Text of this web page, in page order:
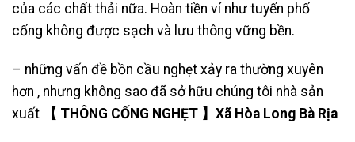
của các chất thải nữa. Hoàn tiền ví như tuyến phố
cống không được sạch và lưu thông vững bền.
– những vấn đề bồn cầu nghẹt xảy ra thường xuyên
hơn , nhưng không sao đã sở hữu chúng tôi nhà sản
xuất
【 THÔNG CỐNG NGHẸT 】Xã Hòa Long Bà Rịa